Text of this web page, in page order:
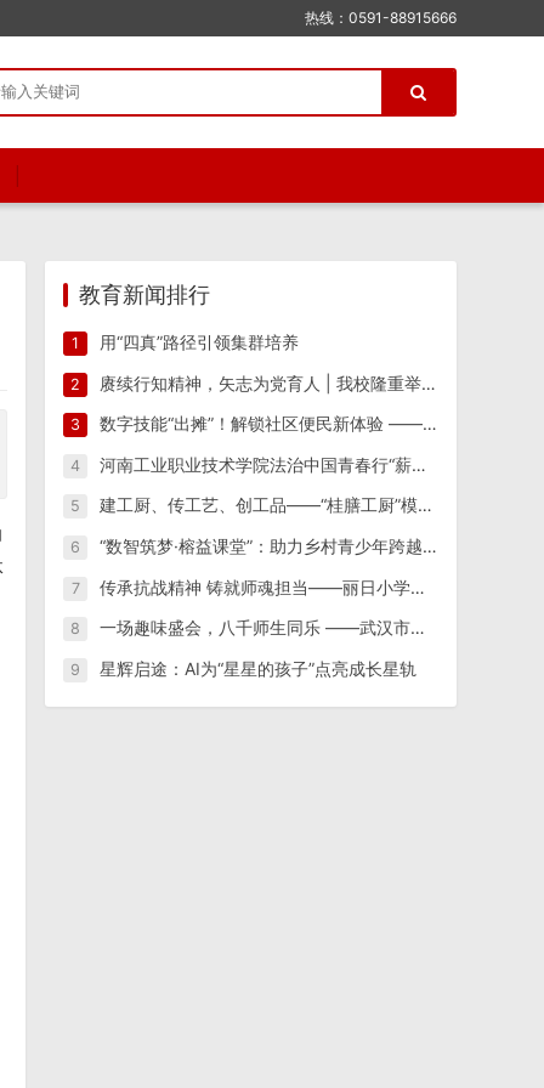
热线：0591-88915666
教育新闻排行
1 用“四真”路径引领集群培养
2 赓续行知精神，矢志为党育人 | 我校隆重举行纪念陶行知先生逝世八十周年活动
3 数字技能“出摊”！解锁社区便民新体验 ——江西工业工程职业技术学院信息工程学院“星火筑梦”实践团 一站式便民志愿服务
4 河南工业职业技术学院法治中国青春行“薪火相传 反诈筑防”实践团开展反诈宣传教育系列活动
5 建工厨、传工艺、创工品——“桂膳工厨”模式驱动产教融合创新实践
6 “数智筑梦·榕益课堂”：助力乡村青少年跨越数字鸿沟
7 传承抗战精神 铸就师魂担当——丽日小学组织师生收看纪念中国人民抗日战争暨世界反法西斯战争胜利80周年阅兵仪式
8 一场趣味盛会，八千师生同乐 ——武汉市汉阳区老年大学隆重举办第15届趣味运动会
9 星辉启途：AI为“星星的孩子”点亮成长星轨